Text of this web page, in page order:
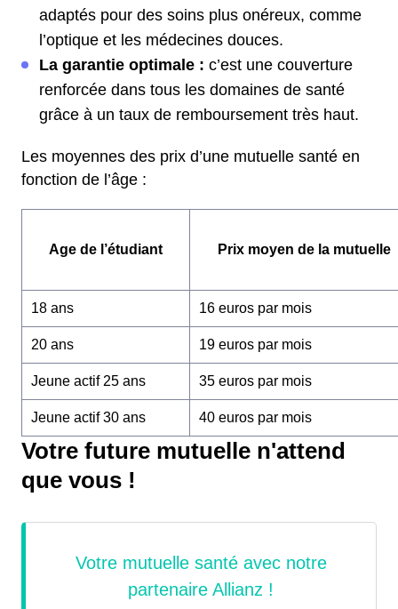
adaptés pour des soins plus onéreux, comme
l’optique et les médecines douces.
La garantie optimale : c’est une couverture
renforcée dans tous les domaines de santé
grâce à un taux de remboursement très haut.
Les moyennes des prix d’une mutuelle santé en
fonction de l’âge :
Age de l’étudiant Prix moyen de la mutuelle
18 ans 16 euros par mois
20 ans 19 euros par mois
Jeune actif 25 ans 35 euros par mois
Jeune actif 30 ans 40 euros par mois
Votre future mutuelle n'attend
que vous !